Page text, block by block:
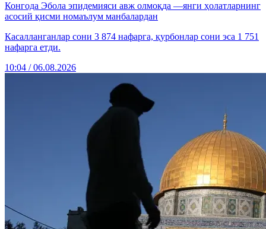
Конгода Эбола эпидемияси авж олмоқда —янги ҳолатларнинг
асосий қисми номаълум манбалардан
Касалланганлар сони 3 874 нафарга, қурбонлар сони эса 1 751
нафарга етди.
10:04 / 06.08.2026